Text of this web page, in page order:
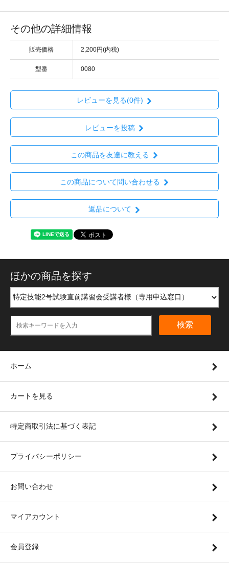
その他の詳細情報
販売価格 2,200円(内税)
型番 0080
レビューを見る(0件)
レビューを投稿
この商品を友達に教える
この商品について問い合わせる
返品について
ほかの商品を探す
検索
ホーム
カートを見る
特定商取引法に基づく表記
プライバシーポリシー
お問い合わせ
マイアカウント
会員登録